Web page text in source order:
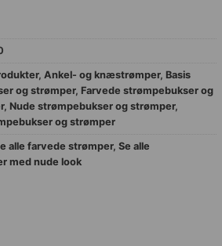
, Ankel- og knæstrømper, Basis
og strømper, Farvede strømpebukser og
, Nude strømpebukser og strømper,
og strømper
alle farvede strømper, Se alle
med nude look